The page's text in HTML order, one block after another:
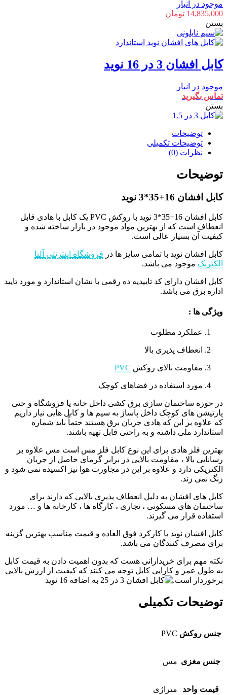
موجود در انبار
14,835,000 تومان
بستن
کابل افشان 3 در 16 نوید
موجود در انبار
تماس بگیرید
بستن
توضیحات
توضیحات تکمیلی
نظرات (0)
توضیحات
کابل افشان 16+35*3 نوید
کابل افشان 16+35*3 نوید با روکش PVC یک کابل با هادی قابل
انعطاف است که از بهترین مواد موجود در بازار ساخته شده و
کیفیت آن بسیار عالی است.
کابل افشان نوید با تمامی سایز ها در فروشگاه اینترنتی آلتا
الکتریک موجود می باشد.
کابل افشان دارای کد تاییدیه ده رقمی با نشان استاندارد و مورد تایید
اداره برق می باشد.
ویژگی ها :
عملکرد مطلوب
انعطاف پذیری بالا
مقاومت بالای روکش PVC
مورد استفاده در فضاهای کوچک
در حوزه ساختمان سازی برق کشی داخل خانه یا فروشگاه و حتی
پارتیشن های کوچک داخل پاساژ به سیم ها و کابل هایی نیاز داریم
که علاوه بر این که هادی جریان برق هستند حتماً باید شماره
استاندارد ملی داشته و به راحتی قابل تهیه باشند.
بهترین فلز هادی برای این نوع کابل فلز مس است مس علاوه بر
رسانایی بالا ، مقاومت بالایی در برابر گرمای حاصل از جریان
الکتریکی دارد و علاوه بر این در مجاورت هوا نیز اکسیده نمی شود و
زنگ نمی زند.
کابل های افشان به دلیل انعطاف پذیری بالایی که دارند برای
ساختمان های مسکونی ، تجاری ، کارگاه ها ، کارخانه ها و … مورد
استفاده قرار می گیرند.
کابل افشان نوید با کارکرد فوق العاده و قیمت مناسب بهترین گزینه
برای مصرف کنندگان می باشد.
نکته مهم برای خریدارانی هست که بدون اهمیت دادن به قیمت کابل
به طول عمر و کارایی کابل توجه می کنند که کیفیت از ارزش بالایی
برخوردار است.
توضیحات تکمیلی
جنس روکش PVC
جنس مغزی مس
قیمت واحد متراژی